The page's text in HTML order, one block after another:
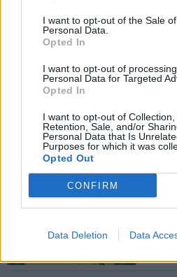
I want to opt-out of the Sale
Personal Data.
Opted In
I want to opt-out of
Personal Data for Targeted
Opted In
I want to opt-out of Collection,
Retention, Sale, and/or
Personal Data that Is
Purposes for which it was
Opted Out
CONFIRM
Data Deletion Data
CÍMKÉK
ESPORT1 HÍREK